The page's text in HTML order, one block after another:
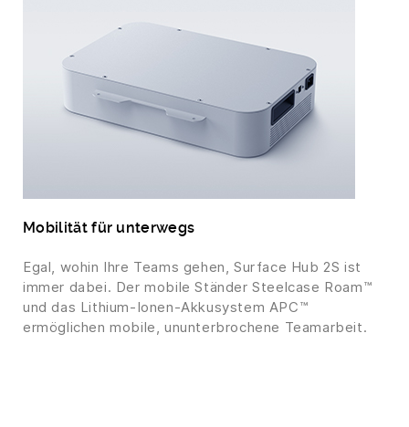
Mobilität für unterwegs
Egal, wohin Ihre Teams gehen, Surface Hub 2S ist
immer dabei. Der mobile Ständer Steelcase Roam™
und das Lithium-Ionen-Akkusystem APC™
ermöglichen mobile, ununterbrochene Teamarbeit.